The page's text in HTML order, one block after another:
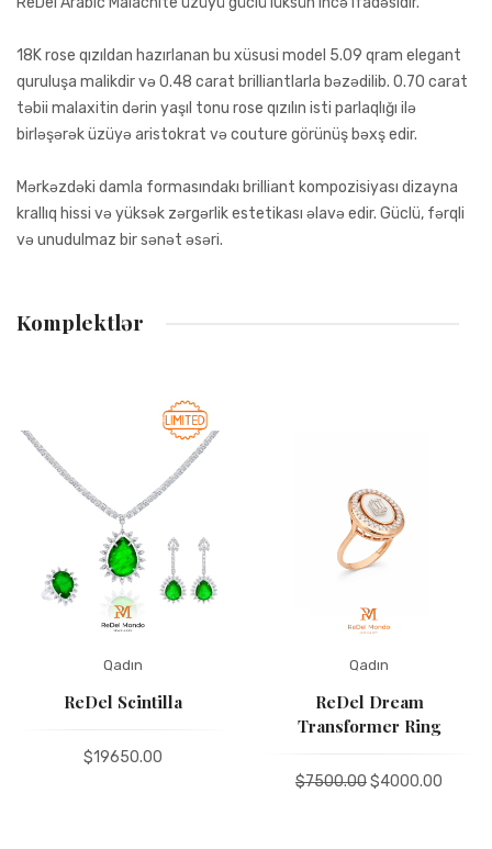
18K rose qızıldan hazırlanan bu xüsusi model 5.09 qram elegant
quruluşa malikdir və 0.48 carat brilliantlarla bəzədilib. 0.70 carat
təbii malaxitin dərin yaşıl tonu rose qızılın isti parlaqlığı ilə
birləşərək üzüyə aristokrat və couture görünüş bəxş edir.
Mərkəzdəki damla formasındakı brilliant kompozisiyası dizayna
krallıq hissi və yüksək zərgərlik estetikası əlavə edir. Güclü, fərqli
və unudulmaz bir sənət əsəri.
Bütün yerlər mütləq doldurulmalıdır
Sizin fikir
Komplektlər
Qadın
ReDel Scintilla
$19650.00
Qadın
ReDel Dream
Transformer Ring
$7500.00$4000.00